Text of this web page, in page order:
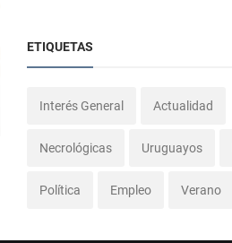
ETIQUETAS
Interés General Actualidad
Necrológicas Uruguayos
Política Empleo Verano